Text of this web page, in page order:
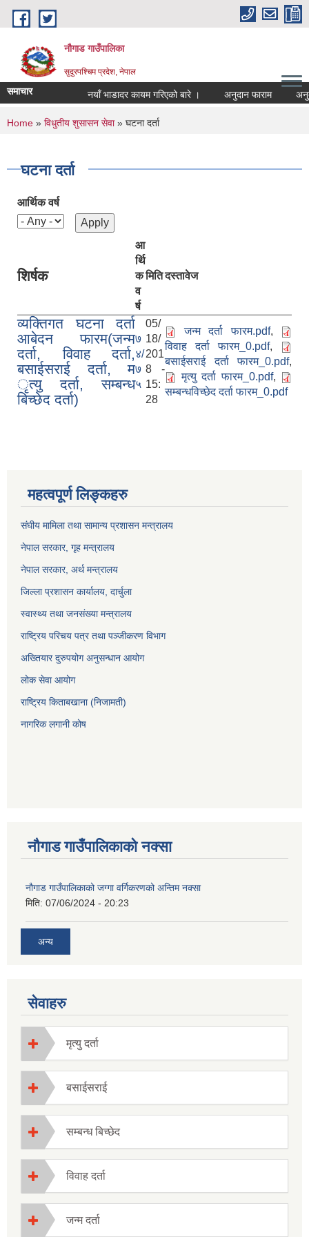
Skip to main content
नौगाड गाउँपालिका
सुदुरपश्चिम प्रदेश, नेपाल
समाचार नयाँ भाडादर कायम गरिएको बारे । अनुदान फाराम अनुदान
You are here
Home » विधुतीय शुसासन सेवा» घटना दर्ता
घटना दर्ता
आर्थिक वर्ष
शिर्षक
आ
र्थि
क
व
र्ष
मितिदस्तावेज
व्यक्तिगत घटना दर्ता
आबेदन फारम(जन्म
दर्ता, विवाह दर्ता,
बसाईसराई दर्ता, म
ृत्यु दर्ता, सम्बन्ध
बिच्छेद दर्ता)
७
४/
७
५
05/
18/
201
8 -
15:
28
जन्म दर्ता फारम.pdf,
विवाह दर्ता फारम_0.pdf,
बसाईसराई दर्ता फारम_0.pdf,
मृत्यु दर्ता फारम_0.pdf,
सम्बन्धविच्छेद दर्ता फारम_0.pdf
महत्वपूर्ण लिङ्कहरु
संघीय मामिला तथा सामान्य प्रशासन मन्त्रालय
नेपाल सरकार, गृह मन्त्रालय
नेपाल सरकार, अर्थ मन्त्रालय
जिल्ला प्रशासन कार्यालय, दार्चुला
स्वास्थ्य तथा जनसंख्या मन्त्रालय
राष्ट्रिय परिचय पत्र तथा पञ्जीकरण विभाग
अख्तियार दुरुपयोग अनुसन्धान आयोग
लोक सेवा आयोग
राष्ट्रिय किताबखाना (निजामती)
नागरिक लगानी कोष
नौगाड गाउँपालिकाको नक्सा
नौगाड गाउँपालिकाको जग्गा वर्गिकरणको अन्तिम नक्सा
मिति: 07/06/2024 - 20:23
अन्य
सेवाहरु
मृत्यु दर्ता
बसाईसराई
सम्बन्ध बिच्छेद
विवाह दर्ता
जन्म दर्ता